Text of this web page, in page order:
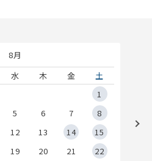
8月
水 木 金
土
1
5 6 7
8
12 13 14
15
19 20 21
22